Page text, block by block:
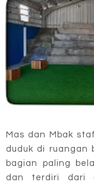
Mas dan Mbak
duduk di ruangan
bagian paling
dan terdiri dari